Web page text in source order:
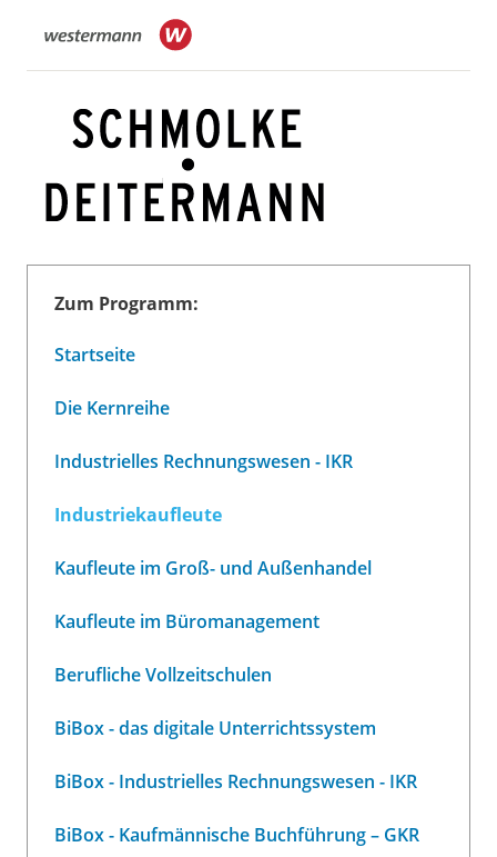
Zum Programm:
Startseite
Die Kernreihe
Industrielles Rechnungswesen - IKR
Industriekaufleute
Kaufleute im Groß- und Außenhandel
Kaufleute im Büromanagement
Berufliche Vollzeitschulen
BiBox - das digitale Unterrichtssystem
BiBox - Industrielles Rechnungswesen - IKR
BiBox - Kaufmännische Buchführung – GKR